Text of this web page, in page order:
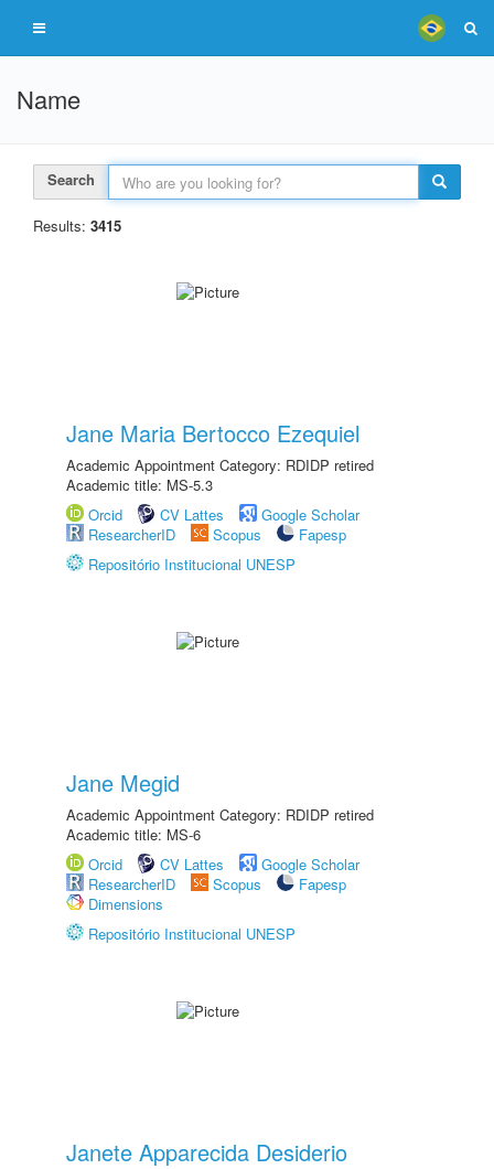
Name
Search
Results: 3415
Jane Maria Bertocco Ezequiel
Academic Appointment Category: RDIDP retired
Academic title: MS-5.3
Orcid
CV Lattes
Google Scholar
ResearcherID
Scopus
Fapesp
Repositório Institucional UNESP
Jane Megid
Academic Appointment Category: RDIDP retired
Academic title: MS-6
Orcid
CV Lattes
Google Scholar
ResearcherID
Scopus
Fapesp
Dimensions
Repositório Institucional UNESP
Janete Apparecida Desiderio